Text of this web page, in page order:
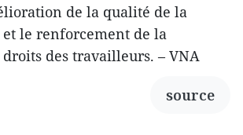
de la qualité de la
le renforcement de la
des travailleurs. – VNA
source